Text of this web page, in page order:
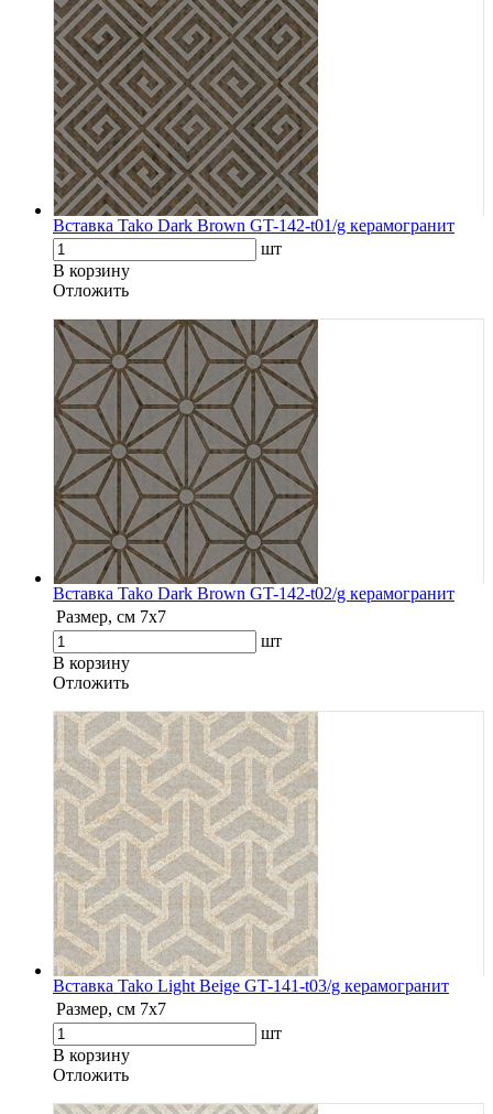
Вставка Tako Dark Brown GT-142-t01/g керамогранит
шт
В корзину
Oтложить
Вставка Tako Dark Brown GT-142-t02/g керамогранит
Размер, см 7х7
шт
В корзину
Oтложить
Вставка Tako Light Beige GT-141-t03/g керамогранит
Размер, см 7х7
шт
В корзину
Oтложить